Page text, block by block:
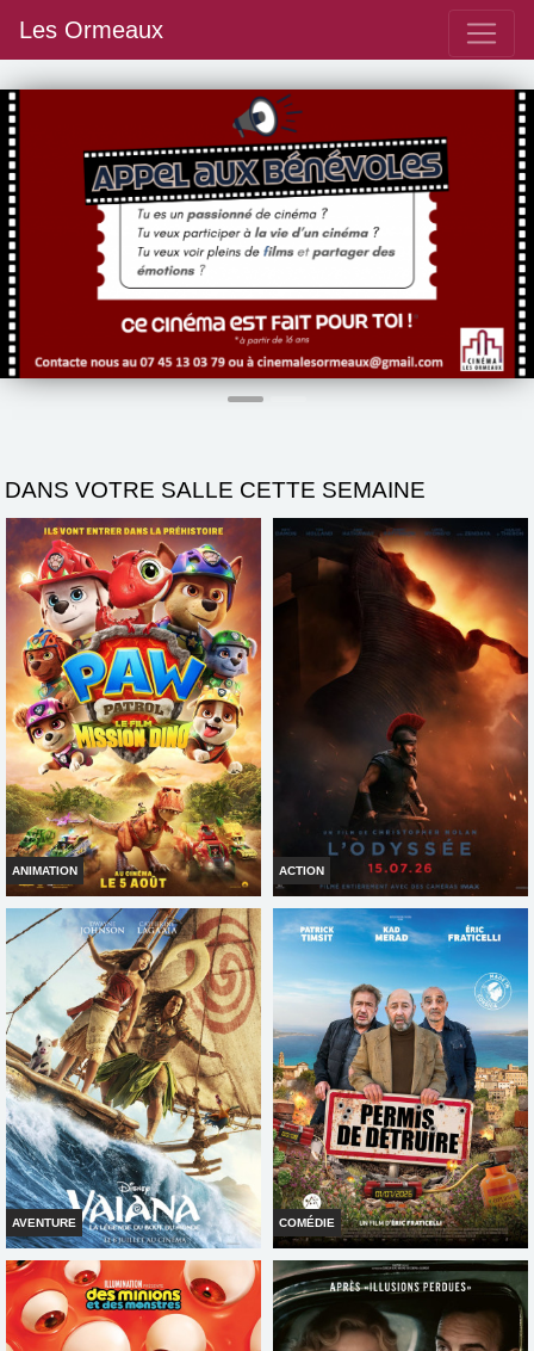
Les Ormeaux
Précédent
DANS VOTRE SALLE CETTE SEMAINE
ANIMATION
LA PAT' PATROUILLE : LE FILM
MISSION DINO
Horaires et Infos
Bande-annonce
Réservation
TOUT PUBLIC
ACTION
L'ODYSSÉE
Horaires et Infos
Bande-annonce
Réservation
INT. -12ans
VF
AVENTURE
VAIANA, LA LÉGENDE DU BOUT
DU MONDE
Horaires et Infos
COMÉDIE
PERMIS DE DÉTRUIRE
Horaires et Infos